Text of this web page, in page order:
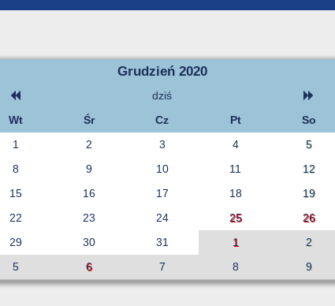
Grudzień 2020
dziś
Wt Śr Cz Pt So
1 2 3 4 5
8 9 10 11 12
15 16 17 18 19
22 23 24 25 26
29 30 31 1 2
5 6 7 8 9